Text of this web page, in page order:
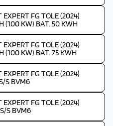
FG TOLE (2024)
(100 KW) BAT. 50 KWH
FG TOLE (2024)
(100 KW) BAT. 75 KWH
FG TOLE (2024)
S BVM6
FG TOLE (2024)
S BVM6